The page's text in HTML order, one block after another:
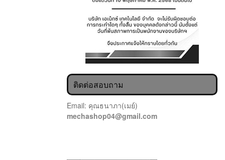
ติดต่อสอบถาม
Email: คุณธนาภา(เมย์)
mechashop04@gmail.com